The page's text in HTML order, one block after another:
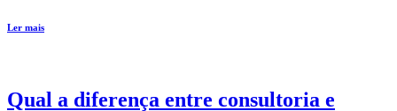
Ler mais
Qual a diferença entre consultoria e